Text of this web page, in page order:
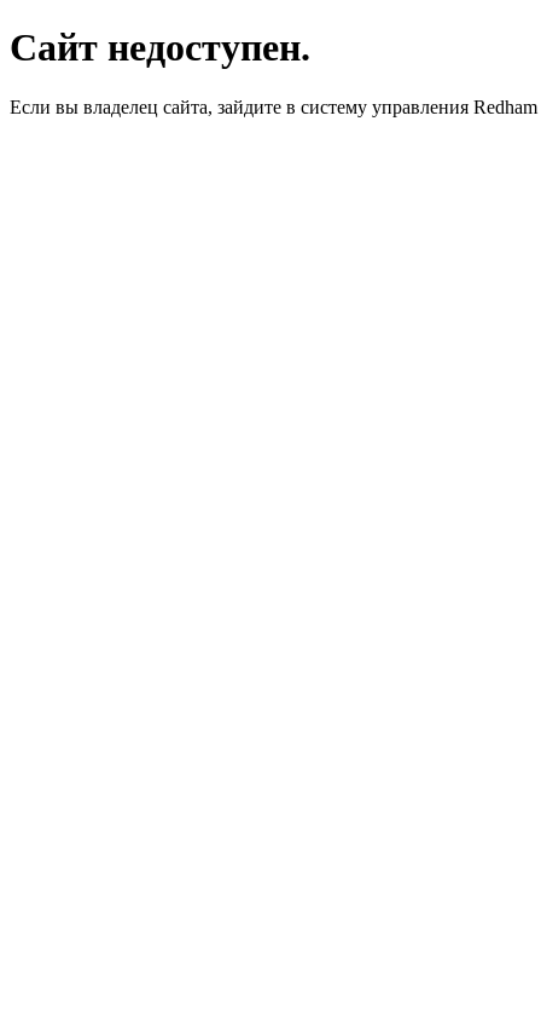
Сайт недоступен.
Если вы владелец сайта, зайдите в систему управления